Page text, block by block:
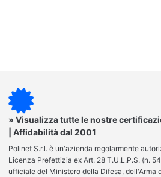
» Visualizza tutte le nostre
| Affidabilità dal 2001
Polinet S.r.l. è un'azienda regolarmente
Licenza Prefettizia ex Art. 28 T.U.L.P.S. (n.
ufficiale del Ministero della Difesa, dell'Arma